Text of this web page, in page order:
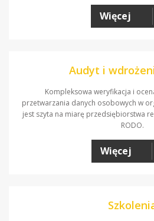
Więcej
Audyt i
Kompleksowa weryfikacja i
przetwarzania danych osobowych w
jest szyta na miarę przedsiębiorstwa
RODO.
Więcej